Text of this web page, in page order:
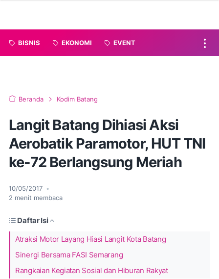
BISNIS EKONOMI EVENT
Beranda Kodim Batang
Langit Batang Dihiasi Aksi
Aerobatik Paramotor, HUT TNI
ke-72 Berlangsung Meriah
10/05/2017 •
2 menit membaca
Daftar Isi
Atraksi Motor Layang Hiasi Langit Kota Batang
Sinergi Bersama FASI Semarang
Rangkaian Kegiatan Sosial dan Hiburan Rakyat